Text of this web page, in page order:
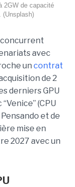
2GW de capacité
(Unsplash)
concurrent
avec
un contrat
de 2
derniers GPU
“Venice” (CPU
et de
mise en
2027 avec un